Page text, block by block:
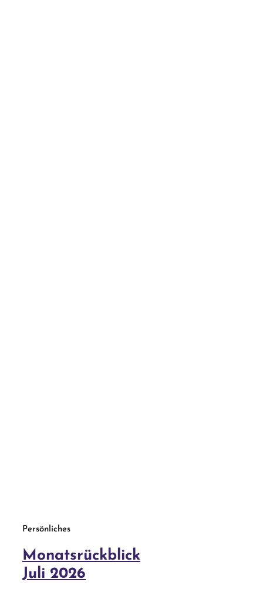
Persönliches
Monatsrückblick
Juli 2026